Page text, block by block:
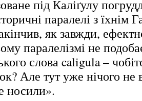
під Каліґулу
паралелі з їхнім
як завжди,
паралелізмі не
слова caligula –
Але тут уже нічого не
носили».